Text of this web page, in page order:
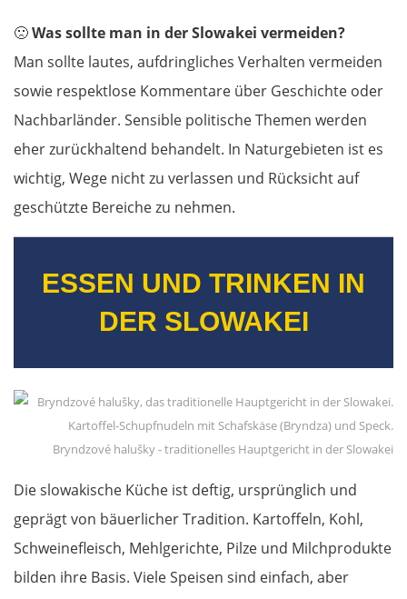
🙁Was sollte man in der Slowakei vermeiden?
Man sollte lautes, aufdringliches Verhalten vermeiden
sowie respektlose Kommentare über Geschichte oder
Nachbarländer. Sensible politische Themen werden
eher zurückhaltend behandelt. In Naturgebieten ist es
wichtig, Wege nicht zu verlassen und Rücksicht auf
geschützte Bereiche zu nehmen.
ESSEN UND TRINKEN IN
DER SLOWAKEI
Bryndzové halušky - traditionelles Hauptgericht in der Slowakei
Die slowakische Küche ist deftig, ursprünglich und
geprägt von bäuerlicher Tradition. Kartoffeln, Kohl,
Schweinefleisch, Mehlgerichte, Pilze und Milchprodukte
bilden ihre Basis. Viele Speisen sind einfach, aber